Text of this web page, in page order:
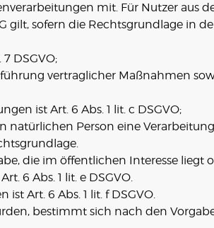
mit. Für Nutzer aus
gilt, sofern die Rechtsgrundlage in
DSGVO;
vertraglicher Maßnahmen
ist Art. 6 Abs. 1 lit. c DSGVO;
natürlichen Person eine Verarbeitung
die im öffentlichen Interesse liegt
6 Abs. 1 lit. e DSGVO.
Art. 6 Abs. 1 lit. f DSGVO.
bestimmt sich nach den